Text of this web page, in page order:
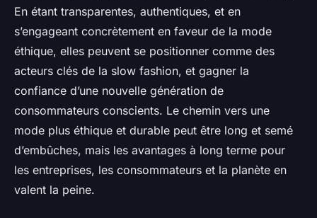
En étant transparentes, authentiques, et en
s’engageant concrètement en faveur de la mode
éthique, elles peuvent se positionner comme des
acteurs clés de la slow fashion, et gagner la
confiance d’une nouvelle génération de
consommateurs conscients. Le chemin vers une
mode plus éthique et durable peut être long et semé
d’embûches, mais les avantages à long terme pour
les entreprises, les consommateurs et la planète en
valent la peine.